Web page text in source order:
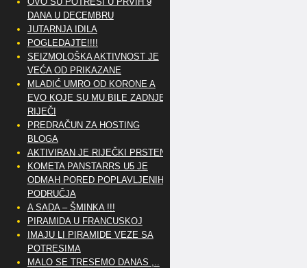
DANA U DECEMBRU
JUTARNJA IDILA
POGLEDAJTE!!!!
SEIZMOLOŠKA AKTIVNOST JE
VEĆA OD PRIKAZANE
MLADIĆ UMRO OD KORONE A
EVO KOJE SU MU BILE ZADNJE
RIJEČI
PREDRAČUN ZA HOSTING
BLOGA
AKTIVIRAN JE RIJEČKI PRSTEN
KOMETA PANSTARRS U5 JE
ODMAH PORED POPLAVLJENIH
PODRUČJA
A SADA – ŠMINKA !!!
PIRAMIDA U FRANCUSKOJ
IMAJU LI PIRAMIDE VEZE SA
POTRESIMA
MALO SE TRESEMO DANAS ,..